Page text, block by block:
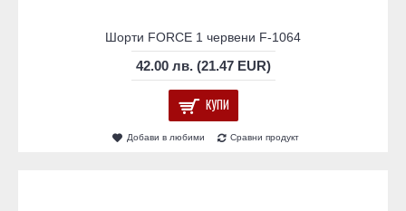
Шорти FORCE 1 червени F-1064
42.00 лв. (21.47 EUR)
КУПИ
Добави в любими Сравни продукт